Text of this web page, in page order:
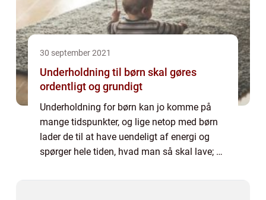
30 september 2021
Underholdning til børn skal gøres
ordentligt og grundigt
Underholdning for børn kan jo komme på
mange tidspunkter, og lige netop med børn
lader de til at have uendeligt af energi og
spørger hele tiden, hvad man så skal lave; de
ikke laver andet end at slappe af ...